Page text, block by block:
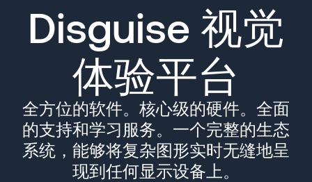
Disguise 视觉
体验平台
全方位的软件。核心级的硬件。全面
的支持和学习服务。一个完整的生态
系统，能够将复杂图形实时无缝地呈
现到任何显示设备上。